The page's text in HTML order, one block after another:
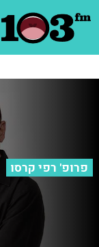
פרופ' רפי קרסו